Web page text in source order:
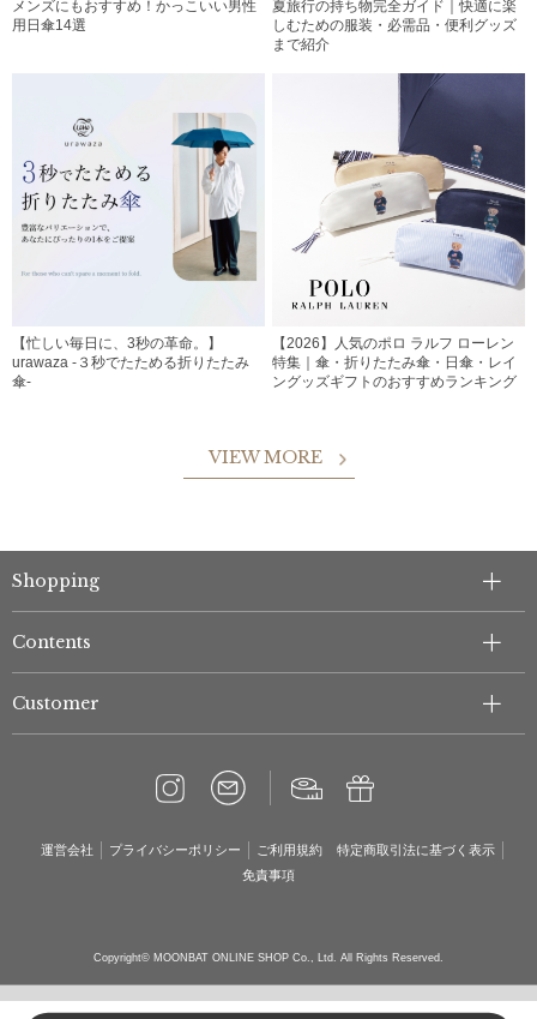
メンズにもおすすめ！かっこいい男性
用日傘14選
夏旅行の持ち物完全ガイド｜快適に楽
しむための服装・必需品・便利グッズ
まで紹介
【忙しい毎日に、3秒の革命。】
urawaza -３秒でたためる折りたたみ
傘-
【2026】人気のポロ ラルフ ローレン
特集｜傘・折りたたみ傘・日傘・レイ
ングッズギフトのおすすめランキング
VIEW MORE
Shopping
Contents
Customer
運営会社 プライバシーポリシー ご利用規約
特定商取引法に基づく表示
免責事項
Copyright© MOONBAT ONLINE SHOP Co., Ltd. All Rights Reserved.